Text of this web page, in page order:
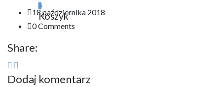
Koszyk
18 października 2018
0 Comments
Share:
Dodaj komentarz